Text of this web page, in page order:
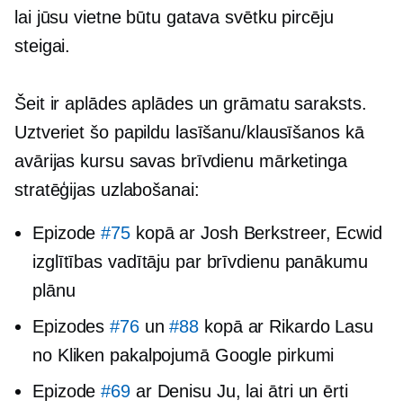
lai jūsu vietne būtu gatava svētku pircēju
steigai.
Šeit ir aplādes aplādes un grāmatu saraksts.
Uztveriet šo papildu lasīšanu/klausīšanos kā
avārijas kursu savas brīvdienu mārketinga
stratēģijas uzlabošanai:
Epizode#75kopā ar Josh Berkstreer, Ecwid
izglītības vadītāju par brīvdienu panākumu
plānu
Epizodes#76un#88 kopā ar Rikardo Lasu
no Kliken pakalpojumā Google pirkumi
Epizode#69ar Denisu Ju, lai ātri un ērti